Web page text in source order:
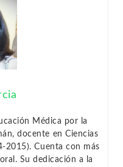
Médica por la
docente en Ciencias
2015). Cuenta con más
Su dedicación a la